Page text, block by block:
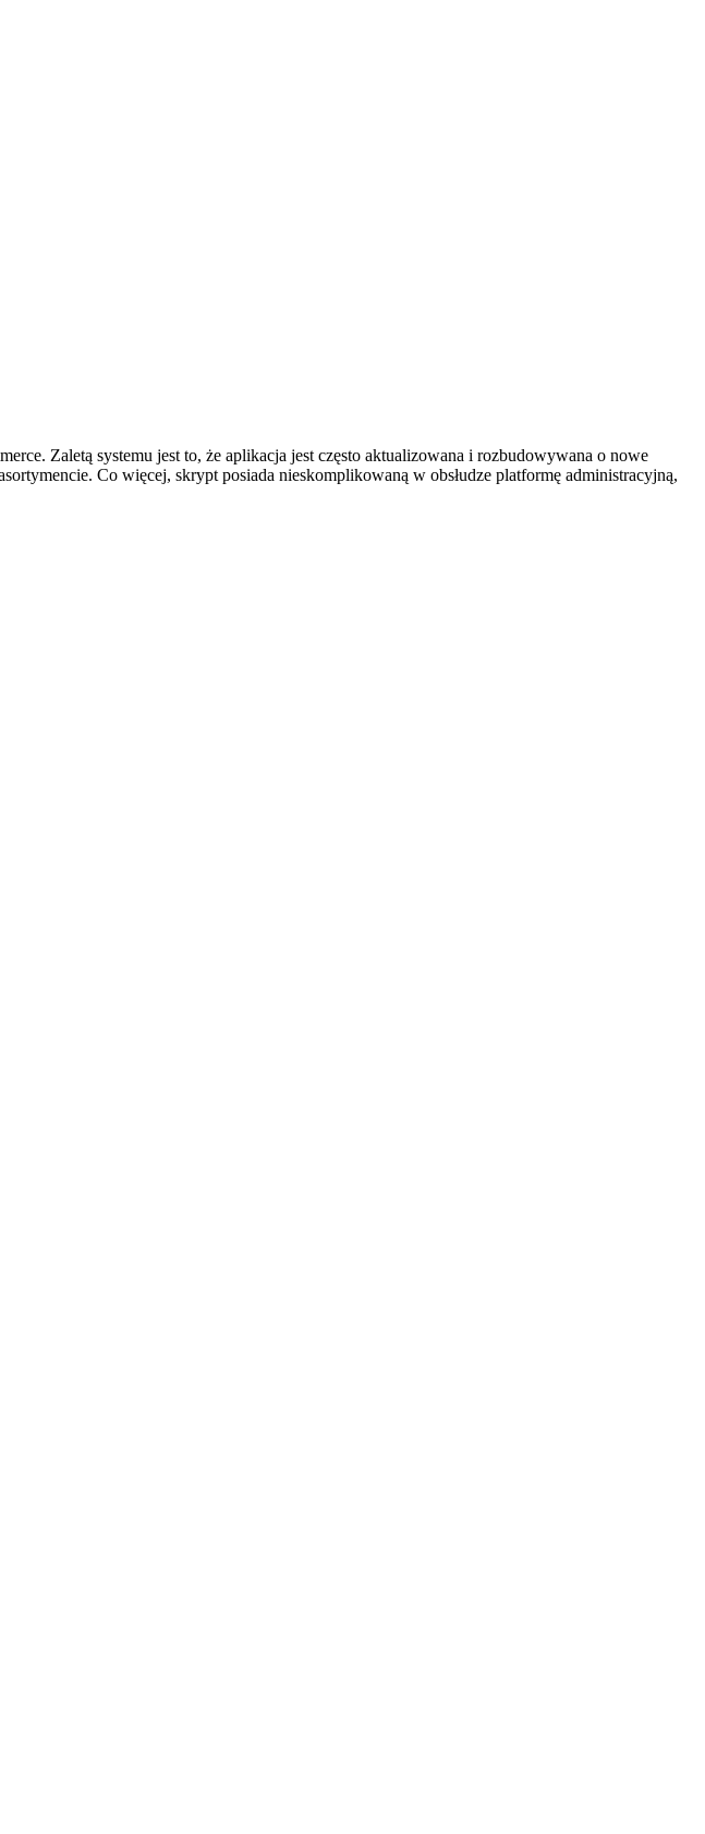
Zaletą systemu jest to, że aplikacja jest często aktualizowana i rozbudowywana o nowe
Co więcej, skrypt posiada nieskomplikowaną w obsłudze platformę administracyjną,